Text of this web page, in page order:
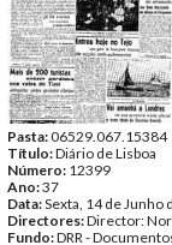
Pasta:06529.067.15384
Título:Diário de Lisboa
Número: 12399
Ano:37
Data:Sexta, 14 de Junho
Directores:Director:
Fundo:DRR -